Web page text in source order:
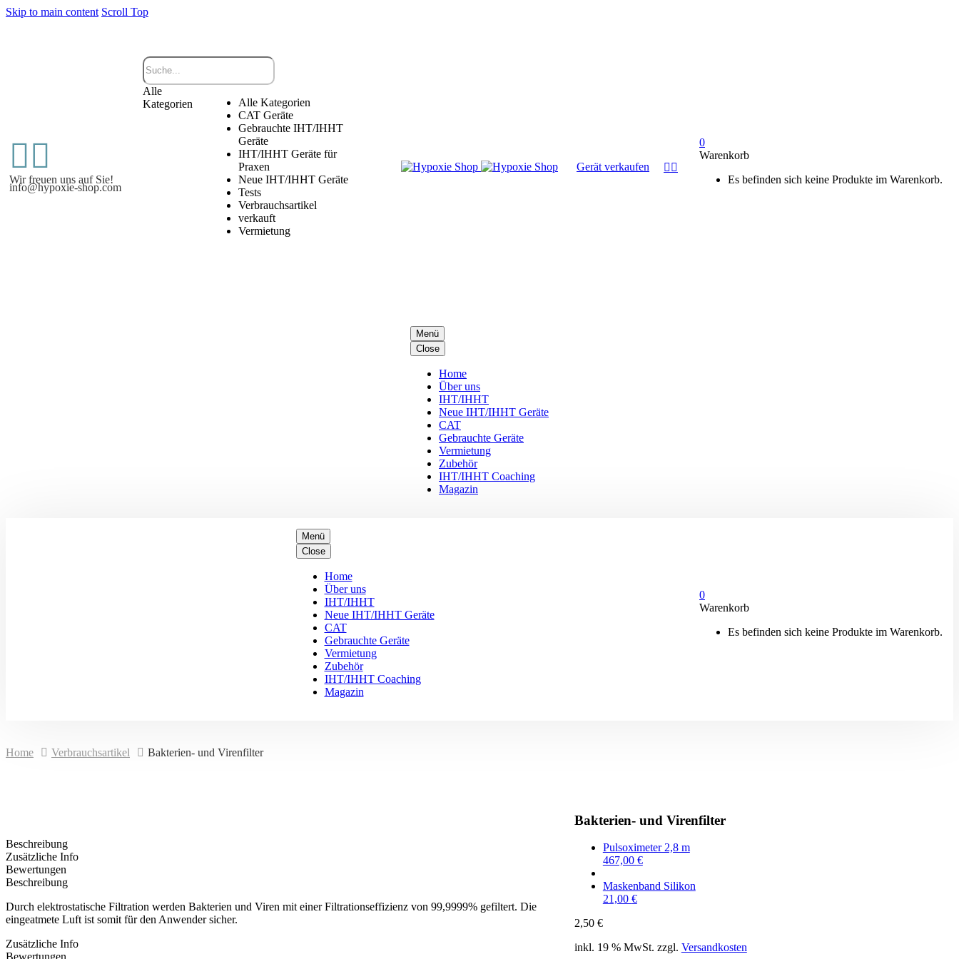
Skip to main content Scroll Top

Wir freuen uns auf Sie!
info@hypoxie-shop.com
Alle
Kategorien
Alle Kategorien
CAT Geräte
Gebrauchte IHT/IHHT
Geräte
IHT/IHHT Geräte für
Praxen
Neue IHT/IHHT Geräte
Tests
Verbrauchsartikel
verkauft
Vermietung
Gerät verkaufen  
0
Warenkorb
Es befinden sich keine Produkte im Warenkorb.
Menü
Close
Home
Über uns
IHT/IHHT
Neue IHT/IHHT Geräte
CAT
Gebrauchte Geräte
Vermietung
Zubehör
IHT/IHHT Coaching
Magazin
Menü
Close
Home
Über uns
IHT/IHHT
Neue IHT/IHHT Geräte
CAT
Gebrauchte Geräte
Vermietung
Zubehör
IHT/IHHT Coaching
Magazin
0
Warenkorb
Es befinden sich keine Produkte im Warenkorb.
Home Verbrauchsartikel Bakterien- und Virenfilter
Bakterien- und Virenfilter
Pulsoximeter 2,8 m
467,00 €
Maskenband Silikon
21,00 €
2,50 €
inkl. 19 % MwSt. zzgl. Versandkosten
Beschreibung
Zusätzliche Info
Bewertungen
Beschreibung
Durch elektrostatische Filtration werden Bakterien und Viren mit einer Filtrationseffizienz von 99,9999% gefiltert. Die
eingeatmete Luft ist somit für den Anwender sicher.
Zusätzliche Info
Bewertungen